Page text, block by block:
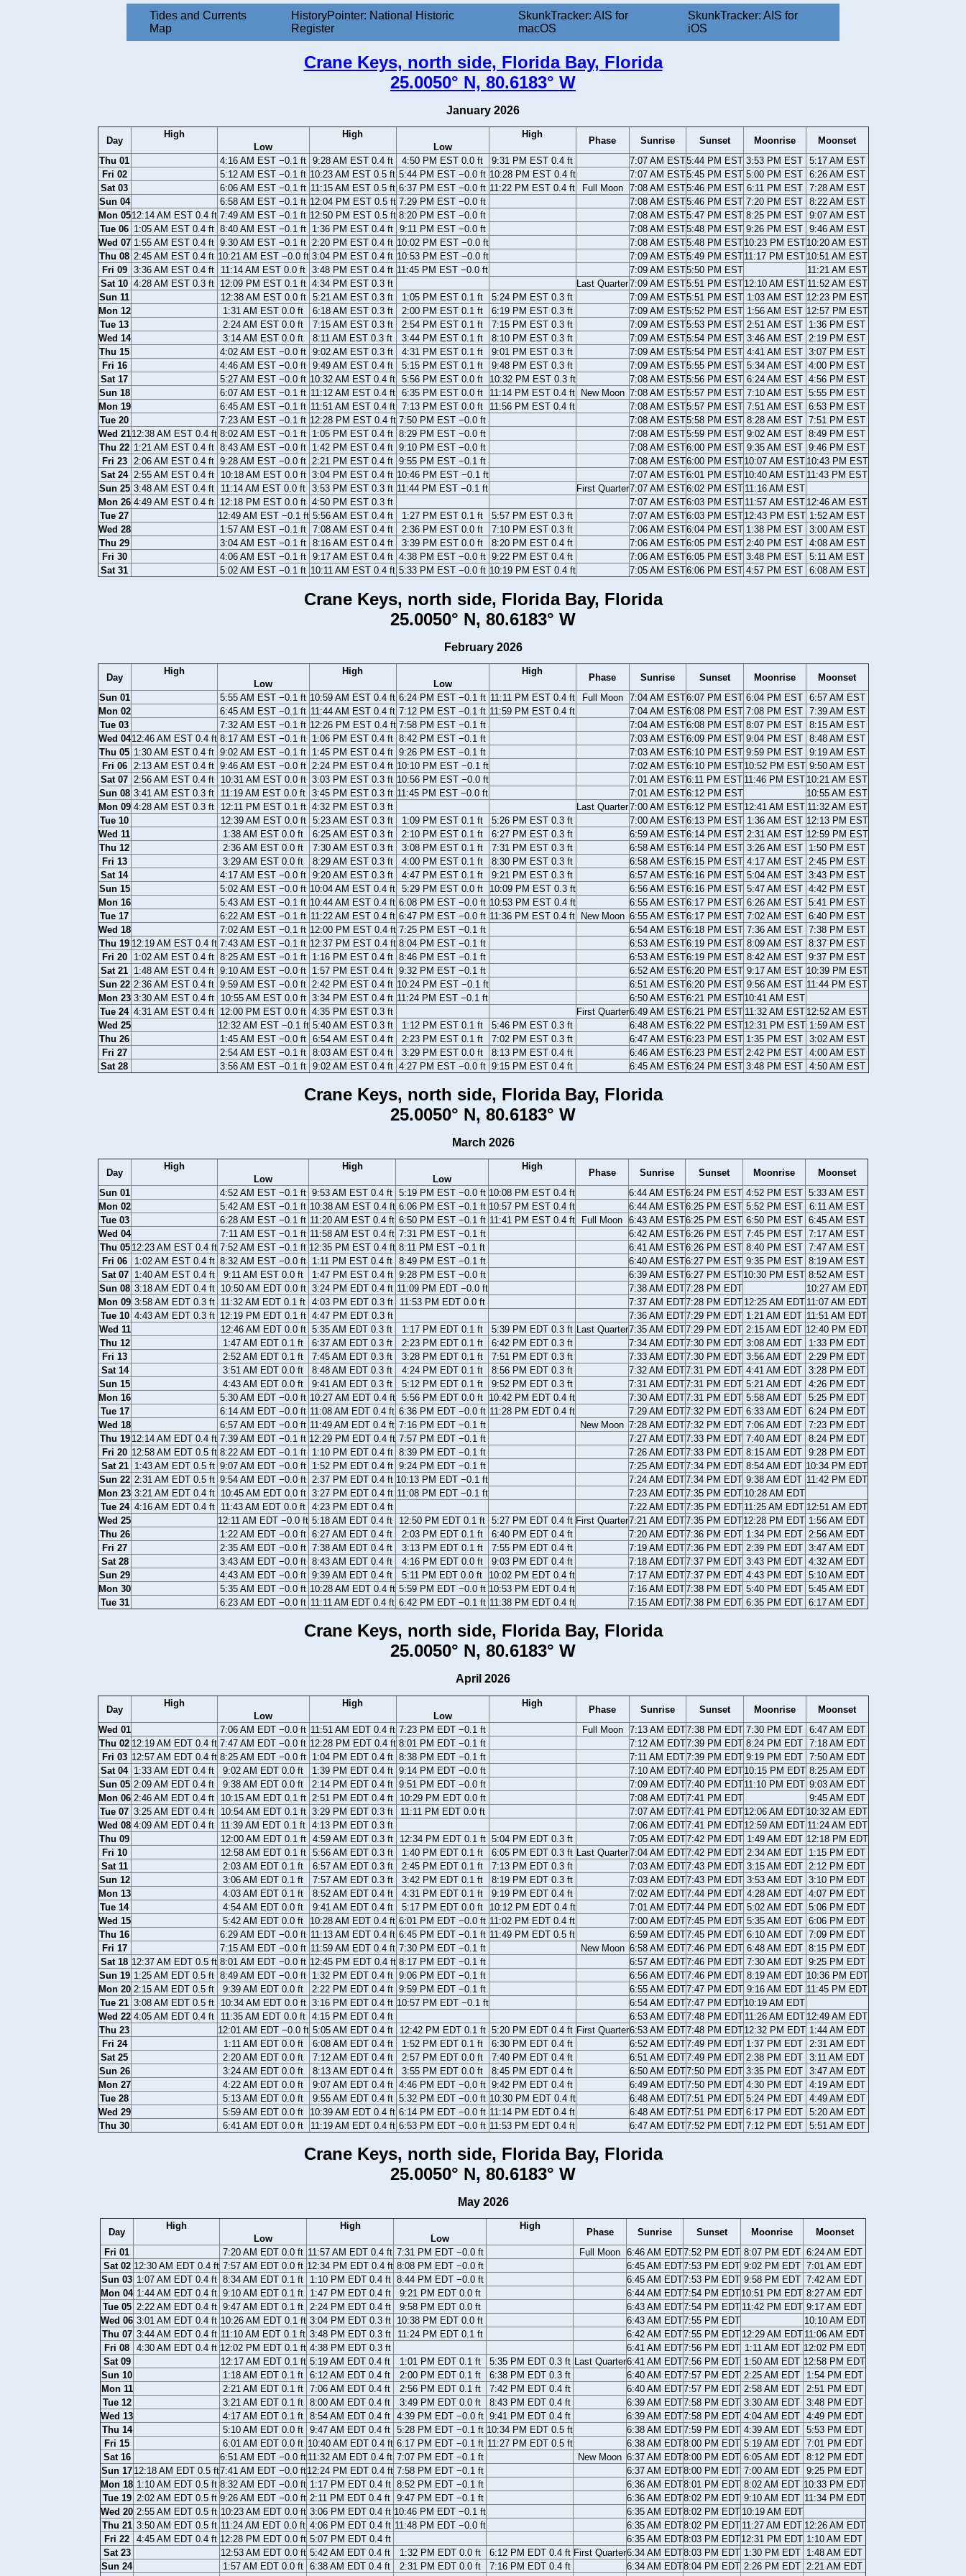
Tides and Currents
Map
HistoryPointer: National Historic
Register
SkunkTracker: AIS for
macOS
SkunkTracker: AIS for
iOS
Crane Keys, north side, Florida Bay, Florida
25.0050° N, 80.6183° W
January 2026
Day
High
Low
High
Low
High
Phase Sunrise Sunset Moonrise
Moonset
Thu 01
4:16 AM EST −0.1 ft 9:28 AM EST 0.4 ft 4:50 PM EST 0.0 ft 9:31 PM EST 0.4 ft 7:07 AM EST5:44 PM EST 3:53 PM EST 5:17 AM EST
Fri 02
5:12 AM EST −0.1 ft 10:23 AM EST 0.5 ft 5:44 PM EST −0.0 ft 10:28 PM EST 0.4 ft 7:07 AM EST5:45 PM EST 5:00 PM EST 6:26 AM EST
Sat 03
6:06 AM EST −0.1 ft 11:15 AM EST 0.5 ft 6:37 PM EST −0.0 ft 11:22 PM EST 0.4 ft Full Moon 7:08 AM EST5:46 PM EST 6:11 PM EST
7:28 AM EST
Sun 04
6:58 AM EST −0.1 ft 12:04 PM EST 0.5 ft 7:29 PM EST −0.0 ft 7:08 AM EST5:46 PM EST 7:20 PM EST 8:22 AM EST
Mon 0512:14 AM EST 0.4 ft 7:49 AM EST −0.1 ft 12:50 PM EST 0.5 ft 8:20 PM EST −0.0 ft 7:08 AM EST5:47 PM EST 8:25 PM EST 9:07 AM EST
Tue 06 1:05 AM EST 0.4 ft 8:40 AM EST −0.1 ft 1:36 PM EST 0.4 ft 9:11 PM EST −0.0 ft 7:08 AM EST5:48 PM EST 9:26 PM EST 9:46 AM EST
Wed 07 1:55 AM EST 0.4 ft 9:30 AM EST −0.1 ft 2:20 PM EST 0.4 ft 10:02 PM EST −0.0 ft 7:08 AM EST5:48 PM EST10:23 PM EST10:20 AM EST
Thu 08 2:45 AM EST 0.4 ft 10:21 AM EST −0.0 ft 3:04 PM EST 0.4 ft 10:53 PM EST −0.0 ft 7:09 AM EST5:49 PM EST11:17 PM EST 10:51 AM EST
Fri 09
3:36 AM EST 0.4 ft 11:14 AM EST 0.0 ft 3:48 PM EST 0.4 ft 11:45 PM EST −0.0 ft 7:09 AM EST5:50 PM EST
11:21 AM EST
Sat 10 4:28 AM EST 0.3 ft 12:09 PM EST 0.1 ft 4:34 PM EST 0.3 ft Last Quarter7:09 AM EST5:51 PM EST12:10 AM EST 11:52 AM EST
Sun 11
12:38 AM EST 0.0 ft 5:21 AM EST 0.3 ft 1:05 PM EST 0.1 ft 5:24 PM EST 0.3 ft 7:09 AM EST5:51 PM EST 1:03 AM EST 12:23 PM EST
Mon 12
1:31 AM EST 0.0 ft 6:18 AM EST 0.3 ft 2:00 PM EST 0.1 ft 6:19 PM EST 0.3 ft 7:09 AM EST5:52 PM EST 1:56 AM EST 12:57 PM EST
Tue 13
2:24 AM EST 0.0 ft 7:15 AM EST 0.3 ft 2:54 PM EST 0.1 ft 7:15 PM EST 0.3 ft 7:09 AM EST5:53 PM EST 2:51 AM EST
1:36 PM EST
Wed 14
3:14 AM EST 0.0 ft 8:11 AM EST 0.3 ft 3:44 PM EST 0.1 ft 8:10 PM EST 0.3 ft 7:09 AM EST5:54 PM EST 3:46 AM EST 2:19 PM EST
Thu 15
4:02 AM EST −0.0 ft 9:02 AM EST 0.3 ft 4:31 PM EST 0.1 ft 9:01 PM EST 0.3 ft 7:09 AM EST5:54 PM EST 4:41 AM EST 3:07 PM EST
Fri 16
4:46 AM EST −0.0 ft 9:49 AM EST 0.4 ft 5:15 PM EST 0.1 ft 9:48 PM EST 0.3 ft 7:09 AM EST5:55 PM EST 5:34 AM EST 4:00 PM EST
Sat 17
5:27 AM EST −0.0 ft 10:32 AM EST 0.4 ft 5:56 PM EST 0.0 ft 10:32 PM EST 0.3 ft 7:08 AM EST5:56 PM EST 6:24 AM EST 4:56 PM EST
Sun 18
6:07 AM EST −0.1 ft 11:12 AM EST 0.4 ft 6:35 PM EST 0.0 ft 11:14 PM EST 0.4 ft New Moon 7:08 AM EST5:57 PM EST 7:10 AM EST 5:55 PM EST
Mon 19
6:45 AM EST −0.1 ft 11:51 AM EST 0.4 ft 7:13 PM EST 0.0 ft 11:56 PM EST 0.4 ft 7:08 AM EST5:57 PM EST 7:51 AM EST 6:53 PM EST
Tue 20
7:23 AM EST −0.1 ft 12:28 PM EST 0.4 ft 7:50 PM EST −0.0 ft 7:08 AM EST5:58 PM EST 8:28 AM EST 7:51 PM EST
Wed 2112:38 AM EST 0.4 ft 8:02 AM EST −0.1 ft 1:05 PM EST 0.4 ft 8:29 PM EST −0.0 ft 7:08 AM EST5:59 PM EST 9:02 AM EST 8:49 PM EST
Thu 22 1:21 AM EST 0.4 ft 8:43 AM EST −0.0 ft 1:42 PM EST 0.4 ft 9:10 PM EST −0.0 ft 7:08 AM EST6:00 PM EST 9:35 AM EST 9:46 PM EST
Fri 23
2:06 AM EST 0.4 ft 9:28 AM EST −0.0 ft 2:21 PM EST 0.4 ft 9:55 PM EST −0.1 ft 7:08 AM EST6:00 PM EST10:07 AM EST 10:43 PM EST
Sat 24 2:55 AM EST 0.4 ft 10:18 AM EST 0.0 ft 3:04 PM EST 0.4 ft 10:46 PM EST −0.1 ft 7:07 AM EST6:01 PM EST10:40 AM EST 11:43 PM EST
Sun 25 3:48 AM EST 0.4 ft 11:14 AM EST 0.0 ft 3:53 PM EST 0.3 ft 11:44 PM EST −0.1 ft First Quarter7:07 AM EST6:02 PM EST 11:16 AM EST
Mon 26 4:49 AM EST 0.4 ft 12:18 PM EST 0.0 ft 4:50 PM EST 0.3 ft 7:07 AM EST6:03 PM EST 11:57 AM EST 12:46 AM EST
Tue 27
12:49 AM EST −0.1 ft 5:56 AM EST 0.4 ft 1:27 PM EST 0.1 ft 5:57 PM EST 0.3 ft 7:07 AM EST6:03 PM EST12:43 PM EST 1:52 AM EST
Wed 28
1:57 AM EST −0.1 ft 7:08 AM EST 0.4 ft 2:36 PM EST 0.0 ft 7:10 PM EST 0.3 ft 7:06 AM EST6:04 PM EST 1:38 PM EST 3:00 AM EST
Thu 29
3:04 AM EST −0.1 ft 8:16 AM EST 0.4 ft 3:39 PM EST 0.0 ft 8:20 PM EST 0.4 ft 7:06 AM EST6:05 PM EST 2:40 PM EST 4:08 AM EST
Fri 30
4:06 AM EST −0.1 ft 9:17 AM EST 0.4 ft 4:38 PM EST −0.0 ft 9:22 PM EST 0.4 ft 7:06 AM EST6:05 PM EST 3:48 PM EST 5:11 AM EST
Sat 31
5:02 AM EST −0.1 ft 10:11 AM EST 0.4 ft 5:33 PM EST −0.0 ft 10:19 PM EST 0.4 ft 7:05 AM EST6:06 PM EST 4:57 PM EST 6:08 AM EST
Crane Keys, north side, Florida Bay, Florida
25.0050° N, 80.6183° W
February 2026
Day
High
Low
High
Low
High
Phase Sunrise Sunset Moonrise
Moonset
Sun 01
5:55 AM EST −0.1 ft 10:59 AM EST 0.4 ft 6:24 PM EST −0.1 ft 11:11 PM EST 0.4 ft Full Moon 7:04 AM EST6:07 PM EST 6:04 PM EST 6:57 AM EST
Mon 02
6:45 AM EST −0.1 ft 11:44 AM EST 0.4 ft 7:12 PM EST −0.1 ft 11:59 PM EST 0.4 ft 7:04 AM EST6:08 PM EST 7:08 PM EST 7:39 AM EST
Tue 03
7:32 AM EST −0.1 ft 12:26 PM EST 0.4 ft 7:58 PM EST −0.1 ft 7:04 AM EST6:08 PM EST 8:07 PM EST 8:15 AM EST
Wed 0412:46 AM EST 0.4 ft 8:17 AM EST −0.1 ft 1:06 PM EST 0.4 ft 8:42 PM EST −0.1 ft 7:03 AM EST6:09 PM EST 9:04 PM EST 8:48 AM EST
Thu 05 1:30 AM EST 0.4 ft 9:02 AM EST −0.1 ft 1:45 PM EST 0.4 ft 9:26 PM EST −0.1 ft 7:03 AM EST6:10 PM EST 9:59 PM EST 9:19 AM EST
Fri 06
2:13 AM EST 0.4 ft 9:46 AM EST −0.0 ft 2:24 PM EST 0.4 ft 10:10 PM EST −0.1 ft 7:02 AM EST6:10 PM EST10:52 PM EST 9:50 AM EST
Sat 07 2:56 AM EST 0.4 ft 10:31 AM EST 0.0 ft 3:03 PM EST 0.3 ft 10:56 PM EST −0.0 ft 7:01 AM EST6:11 PM EST 11:46 PM EST 10:21 AM EST
Sun 08 3:41 AM EST 0.3 ft 11:19 AM EST 0.0 ft 3:45 PM EST 0.3 ft 11:45 PM EST −0.0 ft 7:01 AM EST6:12 PM EST
10:55 AM EST
Mon 09 4:28 AM EST 0.3 ft 12:11 PM EST 0.1 ft 4:32 PM EST 0.3 ft Last Quarter7:00 AM EST6:12 PM EST12:41 AM EST 11:32 AM EST
Tue 10
12:39 AM EST 0.0 ft 5:23 AM EST 0.3 ft 1:09 PM EST 0.1 ft 5:26 PM EST 0.3 ft 7:00 AM EST6:13 PM EST 1:36 AM EST 12:13 PM EST
Wed 11
1:38 AM EST 0.0 ft 6:25 AM EST 0.3 ft 2:10 PM EST 0.1 ft 6:27 PM EST 0.3 ft 6:59 AM EST6:14 PM EST 2:31 AM EST 12:59 PM EST
Thu 12
2:36 AM EST 0.0 ft 7:30 AM EST 0.3 ft 3:08 PM EST 0.1 ft 7:31 PM EST 0.3 ft 6:58 AM EST6:14 PM EST 3:26 AM EST
1:50 PM EST
Fri 13
3:29 AM EST 0.0 ft 8:29 AM EST 0.3 ft 4:00 PM EST 0.1 ft 8:30 PM EST 0.3 ft 6:58 AM EST6:15 PM EST 4:17 AM EST
2:45 PM EST
Sat 14
4:17 AM EST −0.0 ft 9:20 AM EST 0.3 ft 4:47 PM EST 0.1 ft 9:21 PM EST 0.3 ft 6:57 AM EST6:16 PM EST 5:04 AM EST 3:43 PM EST
Sun 15
5:02 AM EST −0.0 ft 10:04 AM EST 0.4 ft 5:29 PM EST 0.0 ft 10:09 PM EST 0.3 ft 6:56 AM EST6:16 PM EST 5:47 AM EST 4:42 PM EST
Mon 16
5:43 AM EST −0.1 ft 10:44 AM EST 0.4 ft 6:08 PM EST −0.0 ft 10:53 PM EST 0.4 ft 6:55 AM EST6:17 PM EST 6:26 AM EST 5:41 PM EST
Tue 17
6:22 AM EST −0.1 ft 11:22 AM EST 0.4 ft 6:47 PM EST −0.0 ft 11:36 PM EST 0.4 ft New Moon 6:55 AM EST6:17 PM EST 7:02 AM EST 6:40 PM EST
Wed 18
7:02 AM EST −0.1 ft 12:00 PM EST 0.4 ft 7:25 PM EST −0.1 ft 6:54 AM EST6:18 PM EST 7:36 AM EST 7:38 PM EST
Thu 19 12:19 AM EST 0.4 ft 7:43 AM EST −0.1 ft 12:37 PM EST 0.4 ft 8:04 PM EST −0.1 ft 6:53 AM EST6:19 PM EST 8:09 AM EST 8:37 PM EST
Fri 20
1:02 AM EST 0.4 ft 8:25 AM EST −0.1 ft 1:16 PM EST 0.4 ft 8:46 PM EST −0.1 ft 6:53 AM EST6:19 PM EST 8:42 AM EST 9:37 PM EST
Sat 21 1:48 AM EST 0.4 ft 9:10 AM EST −0.0 ft 1:57 PM EST 0.4 ft 9:32 PM EST −0.1 ft 6:52 AM EST6:20 PM EST 9:17 AM EST 10:39 PM EST
Sun 22 2:36 AM EST 0.4 ft 9:59 AM EST −0.0 ft 2:42 PM EST 0.4 ft 10:24 PM EST −0.1 ft 6:51 AM EST6:20 PM EST 9:56 AM EST 11:44 PM EST
Mon 23 3:30 AM EST 0.4 ft 10:55 AM EST 0.0 ft 3:34 PM EST 0.4 ft 11:24 PM EST −0.1 ft 6:50 AM EST6:21 PM EST10:41 AM EST
Tue 24 4:31 AM EST 0.4 ft 12:00 PM EST 0.0 ft 4:35 PM EST 0.3 ft First Quarter6:49 AM EST6:21 PM EST 11:32 AM EST 12:52 AM EST
Wed 25
12:32 AM EST −0.1 ft 5:40 AM EST 0.3 ft 1:12 PM EST 0.1 ft 5:46 PM EST 0.3 ft 6:48 AM EST6:22 PM EST12:31 PM EST 1:59 AM EST
Thu 26
1:45 AM EST −0.0 ft 6:54 AM EST 0.4 ft 2:23 PM EST 0.1 ft 7:02 PM EST 0.3 ft 6:47 AM EST6:23 PM EST 1:35 PM EST 3:02 AM EST
Fri 27
2:54 AM EST −0.1 ft 8:03 AM EST 0.4 ft 3:29 PM EST 0.0 ft 8:13 PM EST 0.4 ft 6:46 AM EST6:23 PM EST 2:42 PM EST 4:00 AM EST
Sat 28
3:56 AM EST −0.1 ft 9:02 AM EST 0.4 ft 4:27 PM EST −0.0 ft 9:15 PM EST 0.4 ft 6:45 AM EST6:24 PM EST 3:48 PM EST 4:50 AM EST
Crane Keys, north side, Florida Bay, Florida
25.0050° N, 80.6183° W
March 2026
Day
High
Low
High
Low
High
Phase Sunrise Sunset Moonrise
Moonset
Sun 01
4:52 AM EST −0.1 ft 9:53 AM EST 0.4 ft 5:19 PM EST −0.0 ft 10:08 PM EST 0.4 ft 6:44 AM EST6:24 PM EST 4:52 PM EST 5:33 AM EST
Mon 02
5:42 AM EST −0.1 ft 10:38 AM EST 0.4 ft 6:06 PM EST −0.1 ft 10:57 PM EST 0.4 ft 6:44 AM EST6:25 PM EST 5:52 PM EST
6:11 AM EST
Tue 03
6:28 AM EST −0.1 ft 11:20 AM EST 0.4 ft 6:50 PM EST −0.1 ft 11:41 PM EST 0.4 ft Full Moon 6:43 AM EST6:25 PM EST 6:50 PM EST 6:45 AM EST
Wed 04
7:11 AM EST −0.1 ft 11:58 AM EST 0.4 ft 7:31 PM EST −0.1 ft 6:42 AM EST6:26 PM EST 7:45 PM EST 7:17 AM EST
Thu 05 12:23 AM EST 0.4 ft 7:52 AM EST −0.1 ft 12:35 PM EST 0.4 ft 8:11 PM EST −0.1 ft 6:41 AM EST6:26 PM EST 8:40 PM EST 7:47 AM EST
Fri 06
1:02 AM EST 0.4 ft 8:32 AM EST −0.0 ft 1:11 PM EST 0.4 ft 8:49 PM EST −0.1 ft 6:40 AM EST6:27 PM EST 9:35 PM EST 8:19 AM EST
Sat 07
1:40 AM EST 0.4 ft 9:11 AM EST 0.0 ft 1:47 PM EST 0.4 ft 9:28 PM EST −0.0 ft 6:39 AM EST6:27 PM EST10:30 PM EST 8:52 AM EST
Sun 08 3:18 AM EDT 0.4 ft 10:50 AM EDT 0.0 ft 3:24 PM EDT 0.4 ft 11:09 PM EDT −0.0 ft 7:38 AM EDT7:28 PM EDT
10:27 AM EDT
Mon 09 3:58 AM EDT 0.3 ft 11:32 AM EDT 0.1 ft 4:03 PM EDT 0.3 ft 11:53 PM EDT 0.0 ft 7:37 AM EDT7:28 PM EDT 12:25 AM EDT 11:07 AM EDT
Tue 10 4:43 AM EDT 0.3 ft 12:19 PM EDT 0.1 ft 4:47 PM EDT 0.3 ft 7:36 AM EDT7:29 PM EDT 1:21 AM EDT 11:51 AM EDT
Wed 11
12:46 AM EDT 0.0 ft 5:35 AM EDT 0.3 ft 1:17 PM EDT 0.1 ft 5:39 PM EDT 0.3 ft Last Quarter7:35 AM EDT7:29 PM EDT 2:15 AM EDT 12:40 PM EDT
Thu 12
1:47 AM EDT 0.1 ft 6:37 AM EDT 0.3 ft 2:23 PM EDT 0.1 ft 6:42 PM EDT 0.3 ft 7:34 AM EDT7:30 PM EDT 3:08 AM EDT
1:33 PM EDT
Fri 13
2:52 AM EDT 0.1 ft 7:45 AM EDT 0.3 ft 3:28 PM EDT 0.1 ft 7:51 PM EDT 0.3 ft 7:33 AM EDT7:30 PM EDT 3:56 AM EDT 2:29 PM EDT
Sat 14
3:51 AM EDT 0.0 ft 8:48 AM EDT 0.3 ft 4:24 PM EDT 0.1 ft 8:56 PM EDT 0.3 ft 7:32 AM EDT7:31 PM EDT 4:41 AM EDT 3:28 PM EDT
Sun 15
4:43 AM EDT 0.0 ft 9:41 AM EDT 0.3 ft 5:12 PM EDT 0.1 ft 9:52 PM EDT 0.3 ft 7:31 AM EDT7:31 PM EDT 5:21 AM EDT 4:26 PM EDT
Mon 16
5:30 AM EDT −0.0 ft 10:27 AM EDT 0.4 ft 5:56 PM EDT 0.0 ft 10:42 PM EDT 0.4 ft 7:30 AM EDT7:31 PM EDT 5:58 AM EDT 5:25 PM EDT
Tue 17
6:14 AM EDT −0.0 ft 11:08 AM EDT 0.4 ft 6:36 PM EDT −0.0 ft 11:28 PM EDT 0.4 ft 7:29 AM EDT7:32 PM EDT 6:33 AM EDT 6:24 PM EDT
Wed 18
6:57 AM EDT −0.0 ft 11:49 AM EDT 0.4 ft 7:16 PM EDT −0.1 ft New Moon 7:28 AM EDT7:32 PM EDT 7:06 AM EDT 7:23 PM EDT
Thu 19 12:14 AM EDT 0.4 ft 7:39 AM EDT −0.1 ft 12:29 PM EDT 0.4 ft 7:57 PM EDT −0.1 ft 7:27 AM EDT7:33 PM EDT 7:40 AM EDT 8:24 PM EDT
Fri 20 12:58 AM EDT 0.5 ft 8:22 AM EDT −0.1 ft 1:10 PM EDT 0.4 ft 8:39 PM EDT −0.1 ft 7:26 AM EDT7:33 PM EDT 8:15 AM EDT 9:28 PM EDT
Sat 21
1:43 AM EDT 0.5 ft 9:07 AM EDT −0.0 ft 1:52 PM EDT 0.4 ft 9:24 PM EDT −0.1 ft 7:25 AM EDT7:34 PM EDT 8:54 AM EDT 10:34 PM EDT
Sun 22 2:31 AM EDT 0.5 ft 9:54 AM EDT −0.0 ft 2:37 PM EDT 0.4 ft 10:13 PM EDT −0.1 ft 7:24 AM EDT7:34 PM EDT 9:38 AM EDT 11:42 PM EDT
Mon 23 3:21 AM EDT 0.4 ft 10:45 AM EDT 0.0 ft 3:27 PM EDT 0.4 ft 11:08 PM EDT −0.1 ft 7:23 AM EDT7:35 PM EDT 10:28 AM EDT
Tue 24 4:16 AM EDT 0.4 ft 11:43 AM EDT 0.0 ft 4:23 PM EDT 0.4 ft 7:22 AM EDT7:35 PM EDT 11:25 AM EDT 12:51 AM EDT
Wed 25
12:11 AM EDT −0.0 ft 5:18 AM EDT 0.4 ft 12:50 PM EDT 0.1 ft 5:27 PM EDT 0.4 ft First Quarter7:21 AM EDT7:35 PM EDT12:28 PM EDT 1:56 AM EDT
Thu 26
1:22 AM EDT −0.0 ft 6:27 AM EDT 0.4 ft 2:03 PM EDT 0.1 ft 6:40 PM EDT 0.4 ft 7:20 AM EDT7:36 PM EDT 1:34 PM EDT 2:56 AM EDT
Fri 27
2:35 AM EDT −0.0 ft 7:38 AM EDT 0.4 ft 3:13 PM EDT 0.1 ft 7:55 PM EDT 0.4 ft 7:19 AM EDT7:36 PM EDT 2:39 PM EDT 3:47 AM EDT
Sat 28
3:43 AM EDT −0.0 ft 8:43 AM EDT 0.4 ft 4:16 PM EDT 0.0 ft 9:03 PM EDT 0.4 ft 7:18 AM EDT7:37 PM EDT 3:43 PM EDT 4:32 AM EDT
Sun 29
4:43 AM EDT −0.0 ft 9:39 AM EDT 0.4 ft 5:11 PM EDT 0.0 ft 10:02 PM EDT 0.4 ft 7:17 AM EDT7:37 PM EDT 4:43 PM EDT 5:10 AM EDT
Mon 30
5:35 AM EDT −0.0 ft 10:28 AM EDT 0.4 ft 5:59 PM EDT −0.0 ft 10:53 PM EDT 0.4 ft 7:16 AM EDT7:38 PM EDT 5:40 PM EDT 5:45 AM EDT
Tue 31
6:23 AM EDT −0.0 ft 11:11 AM EDT 0.4 ft 6:42 PM EDT −0.1 ft 11:38 PM EDT 0.4 ft 7:15 AM EDT7:38 PM EDT 6:35 PM EDT 6:17 AM EDT
Crane Keys, north side, Florida Bay, Florida
25.0050° N, 80.6183° W
April 2026
Day
High
Low
High
Low
High
Phase Sunrise Sunset Moonrise
Moonset
Wed 01
7:06 AM EDT −0.0 ft 11:51 AM EDT 0.4 ft 7:23 PM EDT −0.1 ft Full Moon 7:13 AM EDT7:38 PM EDT 7:30 PM EDT 6:47 AM EDT
Thu 02 12:19 AM EDT 0.4 ft 7:47 AM EDT −0.0 ft 12:28 PM EDT 0.4 ft 8:01 PM EDT −0.1 ft 7:12 AM EDT7:39 PM EDT 8:24 PM EDT 7:18 AM EDT
Fri 03 12:57 AM EDT 0.4 ft 8:25 AM EDT −0.0 ft 1:04 PM EDT 0.4 ft 8:38 PM EDT −0.1 ft 7:11 AM EDT7:39 PM EDT 9:19 PM EDT 7:50 AM EDT
Sat 04 1:33 AM EDT 0.4 ft 9:02 AM EDT 0.0 ft 1:39 PM EDT 0.4 ft 9:14 PM EDT −0.0 ft 7:10 AM EDT7:40 PM EDT10:15 PM EDT 8:25 AM EDT
Sun 05 2:09 AM EDT 0.4 ft 9:38 AM EDT 0.0 ft 2:14 PM EDT 0.4 ft 9:51 PM EDT −0.0 ft 7:09 AM EDT7:40 PM EDT11:10 PM EDT 9:03 AM EDT
Mon 06 2:46 AM EDT 0.4 ft 10:15 AM EDT 0.1 ft 2:51 PM EDT 0.4 ft 10:29 PM EDT 0.0 ft 7:08 AM EDT7:41 PM EDT
9:45 AM EDT
Tue 07 3:25 AM EDT 0.4 ft 10:54 AM EDT 0.1 ft 3:29 PM EDT 0.3 ft 11:11 PM EDT 0.0 ft 7:07 AM EDT7:41 PM EDT12:06 AM EDT 10:32 AM EDT
Wed 08 4:09 AM EDT 0.4 ft 11:39 AM EDT 0.1 ft 4:13 PM EDT 0.3 ft 7:06 AM EDT7:41 PM EDT12:59 AM EDT 11:24 AM EDT
Thu 09
12:00 AM EDT 0.1 ft 4:59 AM EDT 0.3 ft 12:34 PM EDT 0.1 ft 5:04 PM EDT 0.3 ft 7:05 AM EDT7:42 PM EDT 1:49 AM EDT 12:18 PM EDT
Fri 10
12:58 AM EDT 0.1 ft 5:56 AM EDT 0.3 ft 1:40 PM EDT 0.1 ft 6:05 PM EDT 0.3 ft Last Quarter7:04 AM EDT7:42 PM EDT 2:34 AM EDT
1:15 PM EDT
Sat 11
2:03 AM EDT 0.1 ft 6:57 AM EDT 0.3 ft 2:45 PM EDT 0.1 ft 7:13 PM EDT 0.3 ft 7:03 AM EDT7:43 PM EDT 3:15 AM EDT
2:12 PM EDT
Sun 12
3:06 AM EDT 0.1 ft 7:57 AM EDT 0.3 ft 3:42 PM EDT 0.1 ft 8:19 PM EDT 0.3 ft 7:03 AM EDT7:43 PM EDT 3:53 AM EDT 3:10 PM EDT
Mon 13
4:03 AM EDT 0.1 ft 8:52 AM EDT 0.4 ft 4:31 PM EDT 0.1 ft 9:19 PM EDT 0.4 ft 7:02 AM EDT7:44 PM EDT 4:28 AM EDT 4:07 PM EDT
Tue 14
4:54 AM EDT 0.0 ft 9:41 AM EDT 0.4 ft 5:17 PM EDT 0.0 ft 10:12 PM EDT 0.4 ft 7:01 AM EDT7:44 PM EDT 5:02 AM EDT 5:06 PM EDT
Wed 15
5:42 AM EDT 0.0 ft 10:28 AM EDT 0.4 ft 6:01 PM EDT −0.0 ft 11:02 PM EDT 0.4 ft 7:00 AM EDT7:45 PM EDT 5:35 AM EDT 6:06 PM EDT
Thu 16
6:29 AM EDT −0.0 ft 11:13 AM EDT 0.4 ft 6:45 PM EDT −0.1 ft 11:49 PM EDT 0.5 ft 6:59 AM EDT7:45 PM EDT 6:10 AM EDT 7:09 PM EDT
Fri 17
7:15 AM EDT −0.0 ft 11:59 AM EDT 0.4 ft 7:30 PM EDT −0.1 ft New Moon 6:58 AM EDT7:46 PM EDT 6:48 AM EDT 8:15 PM EDT
Sat 18 12:37 AM EDT 0.5 ft 8:01 AM EDT −0.0 ft 12:45 PM EDT 0.4 ft 8:17 PM EDT −0.1 ft 6:57 AM EDT7:46 PM EDT 7:30 AM EDT 9:25 PM EDT
Sun 19 1:25 AM EDT 0.5 ft 8:49 AM EDT −0.0 ft 1:32 PM EDT 0.4 ft 9:06 PM EDT −0.1 ft 6:56 AM EDT7:46 PM EDT 8:19 AM EDT 10:36 PM EDT
Mon 20 2:15 AM EDT 0.5 ft 9:39 AM EDT 0.0 ft 2:22 PM EDT 0.4 ft 9:59 PM EDT −0.1 ft 6:55 AM EDT7:47 PM EDT 9:16 AM EDT 11:45 PM EDT
Tue 21 3:08 AM EDT 0.5 ft 10:34 AM EDT 0.0 ft 3:16 PM EDT 0.4 ft 10:57 PM EDT −0.1 ft 6:54 AM EDT7:47 PM EDT10:19 AM EDT
Wed 22 4:05 AM EDT 0.4 ft 11:35 AM EDT 0.0 ft 4:15 PM EDT 0.4 ft 6:53 AM EDT7:48 PM EDT 11:26 AM EDT 12:49 AM EDT
Thu 23
12:01 AM EDT −0.0 ft 5:05 AM EDT 0.4 ft 12:42 PM EDT 0.1 ft 5:20 PM EDT 0.4 ft First Quarter6:53 AM EDT7:48 PM EDT12:32 PM EDT 1:44 AM EDT
Fri 24
1:11 AM EDT 0.0 ft 6:08 AM EDT 0.4 ft 1:52 PM EDT 0.1 ft 6:30 PM EDT 0.4 ft 6:52 AM EDT7:49 PM EDT 1:37 PM EDT
2:31 AM EDT
Sat 25
2:20 AM EDT 0.0 ft 7:12 AM EDT 0.4 ft 2:57 PM EDT 0.0 ft 7:40 PM EDT 0.4 ft 6:51 AM EDT7:49 PM EDT 2:38 PM EDT 3:11 AM EDT
Sun 26
3:24 AM EDT 0.0 ft 8:13 AM EDT 0.4 ft 3:55 PM EDT 0.0 ft 8:45 PM EDT 0.4 ft 6:50 AM EDT7:50 PM EDT 3:35 PM EDT 3:47 AM EDT
Mon 27
4:22 AM EDT 0.0 ft 9:07 AM EDT 0.4 ft 4:46 PM EDT −0.0 ft 9:42 PM EDT 0.4 ft 6:49 AM EDT7:50 PM EDT 4:30 PM EDT 4:19 AM EDT
Tue 28
5:13 AM EDT 0.0 ft 9:55 AM EDT 0.4 ft 5:32 PM EDT −0.0 ft 10:30 PM EDT 0.4 ft 6:48 AM EDT7:51 PM EDT 5:24 PM EDT 4:49 AM EDT
Wed 29
5:59 AM EDT 0.0 ft 10:39 AM EDT 0.4 ft 6:14 PM EDT −0.0 ft 11:14 PM EDT 0.4 ft 6:48 AM EDT7:51 PM EDT 6:17 PM EDT 5:20 AM EDT
Thu 30
6:41 AM EDT 0.0 ft 11:19 AM EDT 0.4 ft 6:53 PM EDT −0.0 ft 11:53 PM EDT 0.4 ft 6:47 AM EDT7:52 PM EDT 7:12 PM EDT 5:51 AM EDT
Crane Keys, north side, Florida Bay, Florida
25.0050° N, 80.6183° W
May 2026
Day
High
Low
High
Low
High
Phase Sunrise Sunset Moonrise
Moonset
Fri 01
7:20 AM EDT 0.0 ft 11:57 AM EDT 0.4 ft 7:31 PM EDT −0.0 ft Full Moon 6:46 AM EDT7:52 PM EDT 8:07 PM EDT 6:24 AM EDT
Sat 02 12:30 AM EDT 0.4 ft 7:57 AM EDT 0.0 ft 12:34 PM EDT 0.4 ft 8:08 PM EDT −0.0 ft 6:45 AM EDT7:53 PM EDT 9:02 PM EDT 7:01 AM EDT
Sun 03 1:07 AM EDT 0.4 ft 8:34 AM EDT 0.1 ft 1:10 PM EDT 0.4 ft 8:44 PM EDT −0.0 ft 6:45 AM EDT7:53 PM EDT 9:58 PM EDT 7:42 AM EDT
Mon 04 1:44 AM EDT 0.4 ft 9:10 AM EDT 0.1 ft 1:47 PM EDT 0.4 ft 9:21 PM EDT 0.0 ft 6:44 AM EDT7:54 PM EDT10:51 PM EDT 8:27 AM EDT
Tue 05 2:22 AM EDT 0.4 ft 9:47 AM EDT 0.1 ft 2:24 PM EDT 0.4 ft 9:58 PM EDT 0.0 ft 6:43 AM EDT7:54 PM EDT 11:42 PM EDT 9:17 AM EDT
Wed 06 3:01 AM EDT 0.4 ft 10:26 AM EDT 0.1 ft 3:04 PM EDT 0.3 ft 10:38 PM EDT 0.0 ft 6:43 AM EDT7:55 PM EDT
10:10 AM EDT
Thu 07 3:44 AM EDT 0.4 ft 11:10 AM EDT 0.1 ft 3:48 PM EDT 0.3 ft 11:24 PM EDT 0.1 ft 6:42 AM EDT7:55 PM EDT 12:29 AM EDT 11:06 AM EDT
Fri 08
4:30 AM EDT 0.4 ft 12:02 PM EDT 0.1 ft 4:38 PM EDT 0.3 ft 6:41 AM EDT7:56 PM EDT 1:11 AM EDT 12:02 PM EDT
Sat 09
12:17 AM EDT 0.1 ft 5:19 AM EDT 0.4 ft 1:01 PM EDT 0.1 ft 5:35 PM EDT 0.3 ft Last Quarter6:41 AM EDT7:56 PM EDT 1:50 AM EDT 12:58 PM EDT
Sun 10
1:18 AM EDT 0.1 ft 6:12 AM EDT 0.4 ft 2:00 PM EDT 0.1 ft 6:38 PM EDT 0.3 ft 6:40 AM EDT7:57 PM EDT 2:25 AM EDT
1:54 PM EDT
Mon 11
2:21 AM EDT 0.1 ft 7:06 AM EDT 0.4 ft 2:56 PM EDT 0.1 ft 7:42 PM EDT 0.4 ft 6:40 AM EDT7:57 PM EDT 2:58 AM EDT 2:51 PM EDT
Tue 12
3:21 AM EDT 0.1 ft 8:00 AM EDT 0.4 ft 3:49 PM EDT 0.0 ft 8:43 PM EDT 0.4 ft 6:39 AM EDT7:58 PM EDT 3:30 AM EDT 3:48 PM EDT
Wed 13
4:17 AM EDT 0.1 ft 8:54 AM EDT 0.4 ft 4:39 PM EDT −0.0 ft 9:41 PM EDT 0.4 ft 6:39 AM EDT7:58 PM EDT 4:04 AM EDT 4:49 PM EDT
Thu 14
5:10 AM EDT 0.0 ft 9:47 AM EDT 0.4 ft 5:28 PM EDT −0.1 ft 10:34 PM EDT 0.5 ft 6:38 AM EDT7:59 PM EDT 4:39 AM EDT 5:53 PM EDT
Fri 15
6:01 AM EDT 0.0 ft 10:40 AM EDT 0.4 ft 6:17 PM EDT −0.1 ft 11:27 PM EDT 0.5 ft 6:38 AM EDT8:00 PM EDT 5:19 AM EDT 7:01 PM EDT
Sat 16
6:51 AM EDT −0.0 ft 11:32 AM EDT 0.4 ft 7:07 PM EDT −0.1 ft New Moon 6:37 AM EDT8:00 PM EDT 6:05 AM EDT 8:12 PM EDT
Sun 17 12:18 AM EDT 0.5 ft7:41 AM EDT −0.0 ft12:24 PM EDT 0.4 ft 7:58 PM EDT −0.1 ft 6:37 AM EDT8:00 PM EDT 7:00 AM EDT 9:25 PM EDT
Mon 18 1:10 AM EDT 0.5 ft 8:32 AM EDT −0.0 ft 1:17 PM EDT 0.4 ft 8:52 PM EDT −0.1 ft 6:36 AM EDT8:01 PM EDT 8:02 AM EDT 10:33 PM EDT
Tue 19 2:02 AM EDT 0.5 ft 9:26 AM EDT −0.0 ft 2:11 PM EDT 0.4 ft 9:47 PM EDT −0.1 ft 6:36 AM EDT8:02 PM EDT 9:10 AM EDT 11:34 PM EDT
Wed 20 2:55 AM EDT 0.5 ft 10:23 AM EDT 0.0 ft 3:06 PM EDT 0.4 ft 10:46 PM EDT −0.1 ft 6:35 AM EDT8:02 PM EDT 10:19 AM EDT
Thu 21 3:50 AM EDT 0.5 ft 11:24 AM EDT 0.0 ft 4:06 PM EDT 0.4 ft 11:48 PM EDT −0.0 ft 6:35 AM EDT8:02 PM EDT 11:27 AM EDT 12:26 AM EDT
Fri 22
4:45 AM EDT 0.4 ft 12:28 PM EDT 0.0 ft 5:07 PM EDT 0.4 ft 6:35 AM EDT8:03 PM EDT12:31 PM EDT 1:10 AM EDT
Sat 23
12:53 AM EDT 0.0 ft 5:42 AM EDT 0.4 ft 1:32 PM EDT 0.0 ft 6:12 PM EDT 0.4 ft First Quarter6:34 AM EDT8:03 PM EDT 1:30 PM EDT
1:48 AM EDT
Sun 24
1:57 AM EDT 0.0 ft 6:38 AM EDT 0.4 ft 2:31 PM EDT 0.0 ft 7:16 PM EDT 0.4 ft 6:34 AM EDT8:04 PM EDT 2:26 PM EDT 2:21 AM EDT